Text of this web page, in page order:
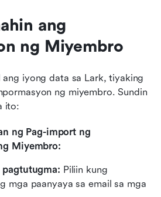
ang
ng Miyembro
iyong data sa Lark, tiyaking
ng miyembro. Sundin
ito:
ng Pag-import ng
Miyembro:
Piliin kung
mga paanyaya sa email sa mga